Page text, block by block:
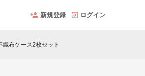
新規登録 ログイン
織布ケース2枚セット